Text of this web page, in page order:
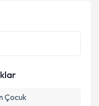
ilişkin
verilerimin belirtilen
ediyorum.
Çocuk